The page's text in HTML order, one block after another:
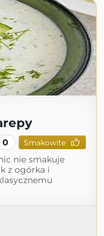
0 Smakowite
nie smakuje
z ogórka i